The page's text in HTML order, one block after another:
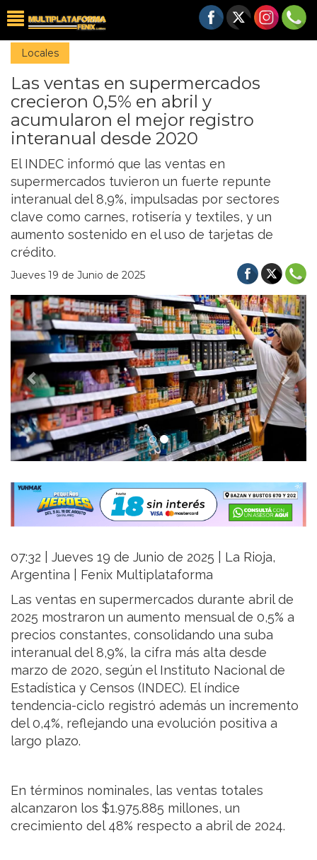
Locales
Las ventas en supermercados
crecieron 0,5% en abril y
acumularon el mejor registro
interanual desde 2020
El INDEC informó que las ventas en
supermercados tuvieron un fuerte repunte
interanual del 8,9%, impulsadas por sectores
clave como carnes, rotisería y textiles, y un
aumento sostenido en el uso de tarjetas de
crédito.
Jueves 19 de Junio de 2025
Previous Next
07:32 | Jueves 19 de Junio de 2025 | La Rioja,
Argentina | Fenix Multiplataforma
Las ventas en supermercados durante abril de
2025 mostraron un aumento mensual de 0,5% a
precios constantes, consolidando una suba
interanual del 8,9%, la cifra más alta desde
marzo de 2020, según el Instituto Nacional de
Estadística y Censos (INDEC). El índice
tendencia-ciclo registró además un incremento
del 0,4%, reflejando una evolución positiva a
largo plazo.
En términos nominales, las ventas totales
alcanzaron los $1.975.885 millones, un
crecimiento del 48% respecto a abril de 2024.